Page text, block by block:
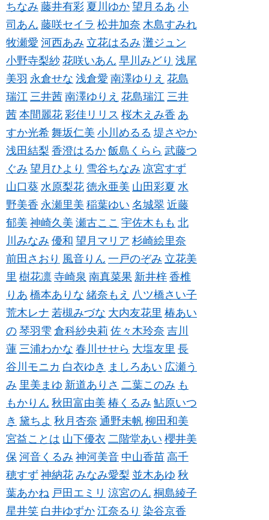
ちなみ 藤井有彩 夏川ゆか 望月るあ 小
司あん 藤咲セイラ 松井加奈 木島すみれ
牧瀬愛 河西あみ 立花はるみ 灘ジュン
小野寺梨紗 花咲いあん 早川みどり 浅尾
美羽 永倉せな 浅倉愛 南澤ゆりえ 花島
瑞江 三井茜 南澤ゆりえ 花島瑞江 三井
茜 本間麗花 彩佳リリス 桜木えみ香 あ
すか光希 舞坂仁美 小川めるる 堤さやか
浅田結梨 香澄はるか 飯島くらら 武藤つ
ぐみ 望月ひより 雪谷ちなみ 凉宮すず
山口葵 水原梨花 徳永亜美 山田彩夏 水
野美香 永瀬里美 稲葉ゆい 名城翠 近藤
郁美 神崎久美 瀬古ここ 宇佐木もも 北
川みなみ 優和 望月マリア 杉崎絵里奈
前田さおり 風音りん 一戸のぞみ 立花美
里 樹花凛 寺崎泉 南真菜果 新井梓 香椎
りあ 橋本ありな 緒奈もえ 八ツ橋さい子
荒木レナ 若槻みづな 大内友花里 椿あい
の 琴羽雫 倉科紗央莉 佐々木玲奈 吉川
蓮 三浦わかな 春川せせら 大塩友里 長
谷川モニカ 白衣ゆき ましろあい 広瀬う
み 里美まゆ 新道ありさ 二葉このみ も
もかりん 秋田富由美 椿くるみ 鮎原いつ
き 黛ちよ 秋月杏奈 通野未帆 柳田和美
宮益ことは 山下優衣 二階堂あい 櫻井美
保 河音くるみ 神河美音 中山香苗 高千
穂すず 神納花 みなみ愛梨 並木あゆ 秋
葉あかね 戸田エミリ 涼宮のん 桐島綾子
星井笑 白井ゆずか 江奈るり 染谷京香